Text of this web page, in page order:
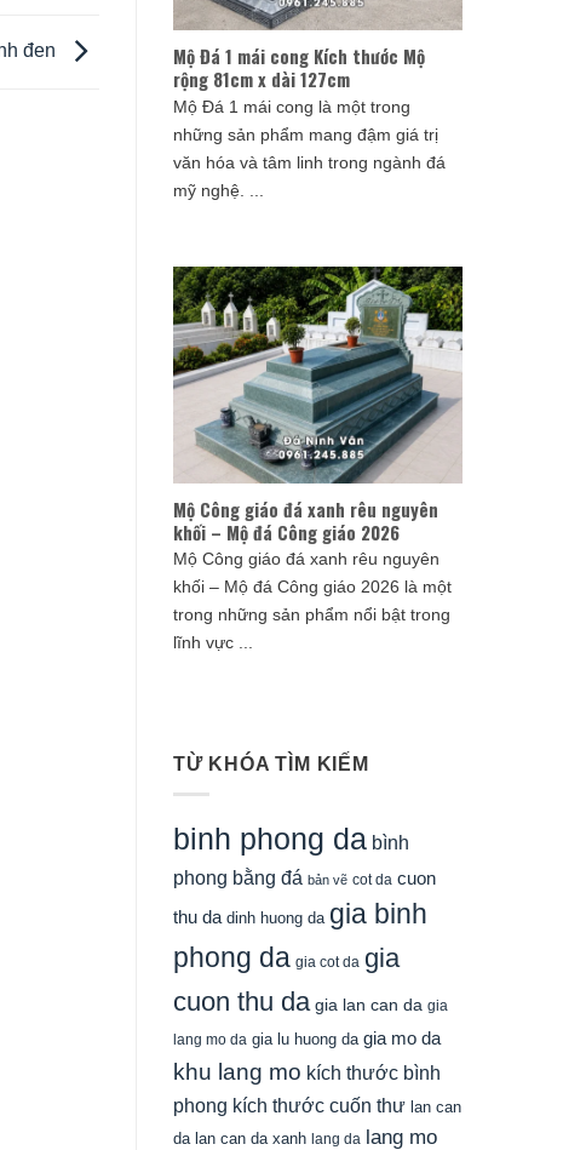
đen
Mộ Đá 1 mái cong Kích thước Mộ
rộng 81cm x dài 127cm
Mộ Đá 1 mái cong là một trong
những sản phẩm mang đậm giá trị
văn hóa và tâm linh trong ngành đá
mỹ nghệ. ...
Mộ Công giáo đá xanh rêu nguyên
khối – Mộ đá Công giáo 2026
Mộ Công giáo đá xanh rêu nguyên
khối – Mộ đá Công giáo 2026 là một
trong những sản phẩm nổi bật trong
lĩnh vực ...
TỪ KHÓA TÌM KIẾM
binh phong da bình
phong bằng đá bản vẽ cot da cuon
thu da dinh huong da gia binh
phong da gia cot da gia
cuon thu da gia lan can da gia
lang mo da gia lu huong da gia mo da
khu lang mo kích thước bình
phong kích thước cuốn thư lan can
da lan can da xanh lang da lang mo